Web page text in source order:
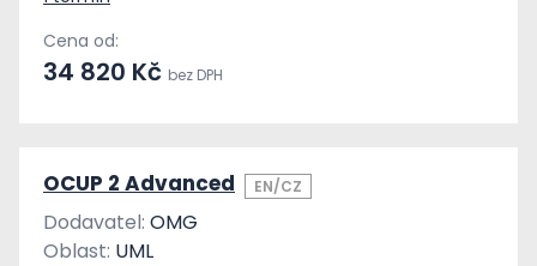
Cena od:
34 820 Kč bez DPH
OCUP 2 Advanced EN/CZ
Dodavatel: OMG
Oblast: UML